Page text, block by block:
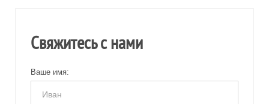
Свяжитесь с нами
Ваше имя: